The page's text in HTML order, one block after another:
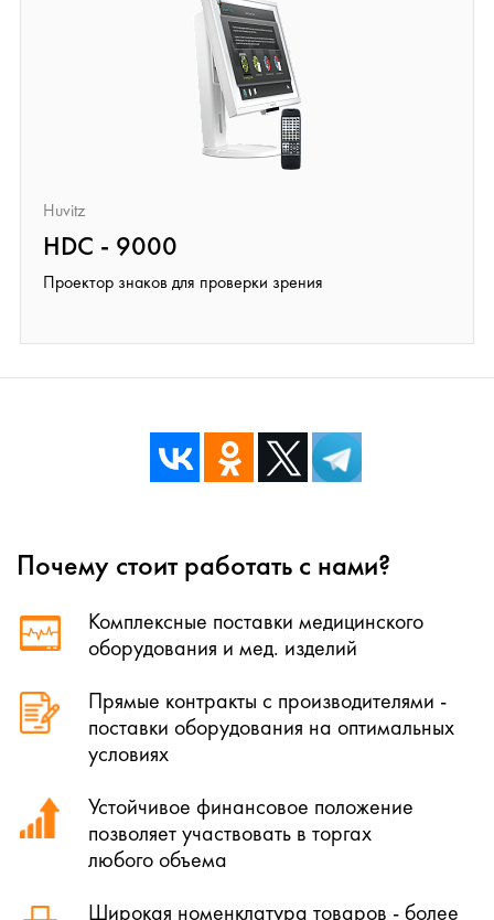
Huvitz
HDC - 9000
Проектор знаков для проверки зрения
Почему стоит работать с нами?
Комплексные поставки медицинского
оборудования и мед. изделий
Прямые контракты с производителями -
поставки оборудования на оптимальных
условиях
Устойчивое финансовое положение
позволяет участвовать в торгах
любого объема
Широкая номенклатура товаров - более